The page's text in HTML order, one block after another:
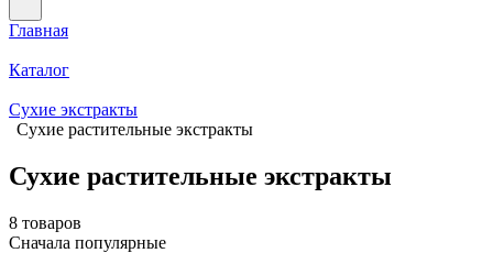
Главная
Каталог
Сухие экстракты
Сухие растительные экстракты
Сухие растительные экстракты
8 товаров
Сначала популярные